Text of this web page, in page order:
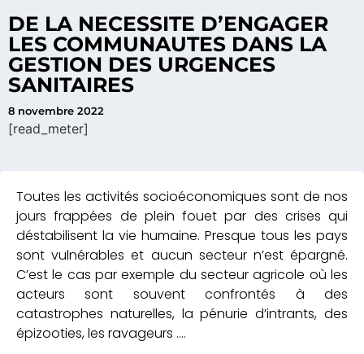
DE LA NECESSITE D’ENGAGER
LES COMMUNAUTES DANS LA
GESTION DES URGENCES
SANITAIRES
8 novembre 2022
[read_meter]
Toutes les activités socioéconomiques sont de nos
jours frappées de plein fouet par des crises qui
déstabilisent la vie humaine. Presque tous les pays
sont vulnérables et aucun secteur n’est épargné.
C’est le cas par exemple du secteur agricole où les
acteurs sont souvent confrontés à des
catastrophes naturelles, la pénurie d’intrants, des
épizooties, les ravageurs ….